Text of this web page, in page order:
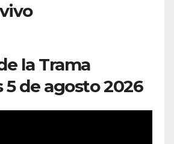
la Trama
5 de agosto 2026